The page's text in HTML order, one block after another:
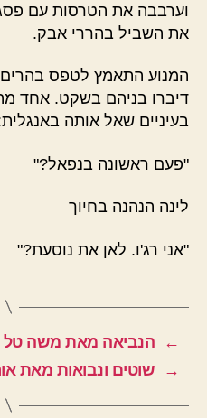
וערבבה את הטרסות עם
את השביל בהררי אבק.
המנוע התאמץ לטפס
דיברו בניהם בשקט. אחד
בעיניים שאל אותה
"פעם ראשונה בנפאל?"
לינה הנהנה בחיוך
"אני רג'ו. לאן את נוסעת?"
←
הנביאה מאת משה טל
→
שוטים ונבואות מאת